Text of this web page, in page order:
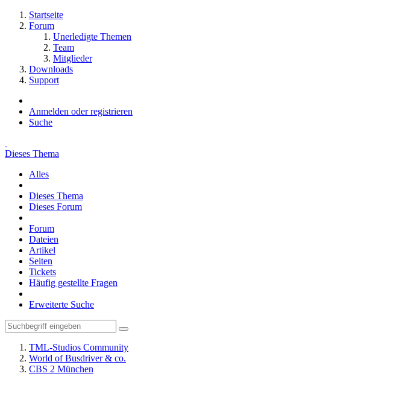
Startseite
Forum
Unerledigte Themen
Team
Mitglieder
Downloads
Support
Anmelden oder registrieren
Suche
Dieses Thema
Alles
Dieses Thema
Dieses Forum
Forum
Dateien
Artikel
Seiten
Tickets
Häufig gestellte Fragen
Erweiterte Suche
TML-Studios Community
World of Busdriver & co.
CBS 2 München